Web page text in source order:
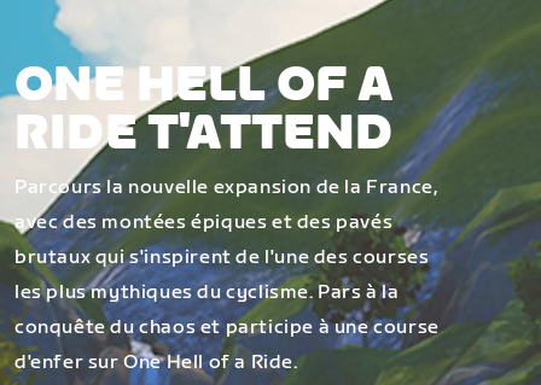
ONE HELL OF A
RIDE T'ATTEND
Parcours la nouvelle expansion de la France,
avec des montées épiques et des pavés
brutaux qui s'inspirent de l'une des courses
les plus mythiques du cyclisme. Pars à la
conquête du chaos et participe à une course
d'enfer sur One Hell of a Ride.